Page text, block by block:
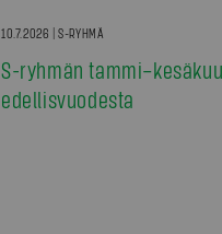
10.7.2026 | S-RYHMÄ
S-ryhmän
edellisvuodesta